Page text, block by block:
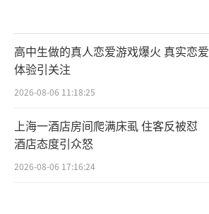
高中生做的真人恋爱游戏爆火 真实恋爱
体验引关注
2026-08-06 11:18:25
上海一酒店房间爬满床虱 住客反被怼
酒店态度引众怒
2026-08-06 17:16:24